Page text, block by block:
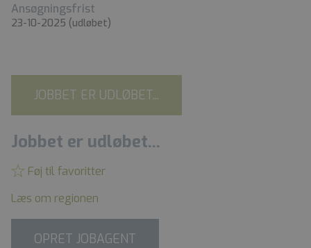
Ansøgningsfrist
23-10-2025 (udløbet)
JOBBET ER UDLØBET...
Jobbet er udløbet...
Føj til favoritter
Læs om regionen
OPRET JOBAGENT